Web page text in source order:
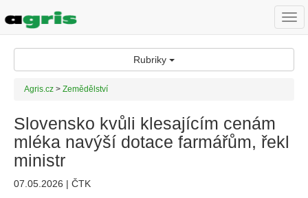
Rubriky
Agris.cz > Zemědělství
Slovensko kvůli klesajícím cenám
mléka navýší dotace farmářům, řekl
ministr
07.05.2026 | ČTK